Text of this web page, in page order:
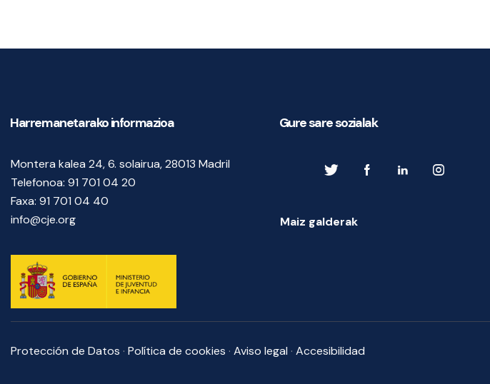
Harremanetarako informazioa
Montera kalea 24, 6. solairua, 28013 Madril
Telefonoa: 91 701 04 20
Faxa: 91 701 04 40
info@cje.org
Gure sare sozialak
Maiz galderak
Protección de Datos · Política de cookies · Aviso legal · Accesibilidad